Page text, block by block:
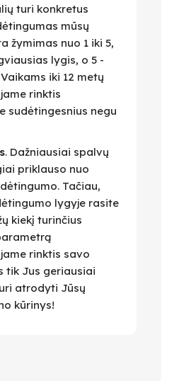
turi konkretus
mūsų
žymimas nuo 1 iki 5,
lygis, o 5 -
iki 12 metų
rinktis
sudėtingesnius negu
. Dažniausiai spalvų
priklauso nuo
Tačiau,
lygyje rasite
kiekį turinčius
rinktis savo
tik Jus geriausiai
atrodyti Jūsų
kūrinys!